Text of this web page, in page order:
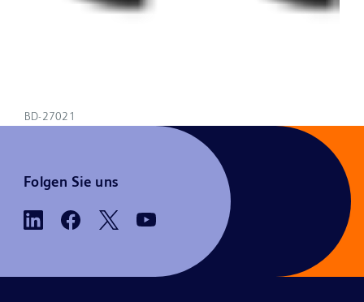
BD-27021
Folgen Sie uns